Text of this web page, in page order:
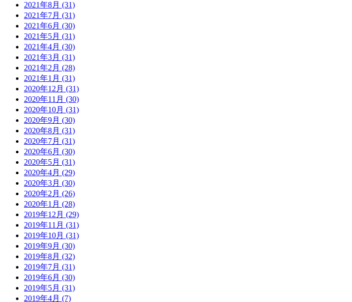
2021年8月 (31)
2021年7月 (31)
2021年6月 (30)
2021年5月 (31)
2021年4月 (30)
2021年3月 (31)
2021年2月 (28)
2021年1月 (31)
2020年12月 (31)
2020年11月 (30)
2020年10月 (31)
2020年9月 (30)
2020年8月 (31)
2020年7月 (31)
2020年6月 (30)
2020年5月 (31)
2020年4月 (29)
2020年3月 (30)
2020年2月 (26)
2020年1月 (28)
2019年12月 (29)
2019年11月 (31)
2019年10月 (31)
2019年9月 (30)
2019年8月 (32)
2019年7月 (31)
2019年6月 (30)
2019年5月 (31)
2019年4月 (7)